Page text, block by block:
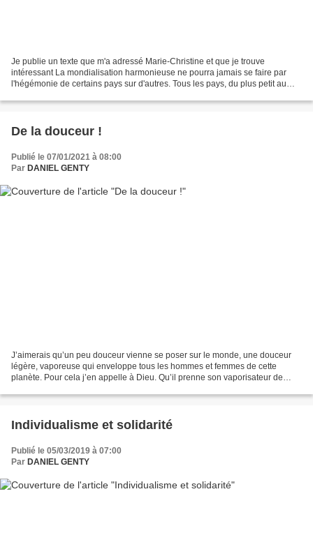
Je publie un texte que m'a adressé Marie-Christine et que je trouve
intéressant La mondialisation harmonieuse ne pourra jamais se faire par
l'hégémonie de certains pays sur d'autres. Tous les pays, du plus petit au
De la douceur !
Publié le 07/01/2021 à 08:00
Par DANIEL GENTY
J’aimerais qu’un peu douceur vienne se poser sur le monde, une douceur
légère, vaporeuse qui enveloppe tous les hommes et femmes de cette
planète. Pour cela j’en appelle à Dieu. Qu’il prenne son vaporisateur de
Individualisme et solidarité
Publié le 05/03/2019 à 07:00
Par DANIEL GENTY